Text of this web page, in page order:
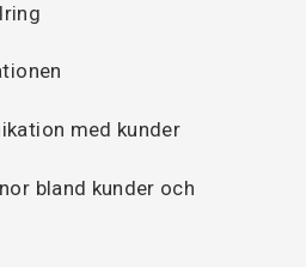
med kunder
bland kunder och